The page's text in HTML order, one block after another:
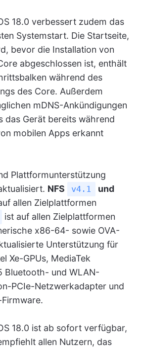
18.0 verbessert zudem das
Systemstart. Die Startseite,
bevor die Installation von
abgeschlossen ist, enthält
während des
des Core. Außerdem
mDNS-Ankündigungen
das Gerät bereits während
mobilen Apps erkannt
Plattformunterstützung
NFS v4.1 und
allen Zielplattformen
ist auf allen Zielplattformen
x86-64- sowie OVA-
Unterstützung für
Xe-GPUs, MediaTek
Bluetooth- und WLAN-
PCIe-Netzwerkadapter und
Firmware.
18.0 ist ab sofort verfügbar,
allen Nutzern, das